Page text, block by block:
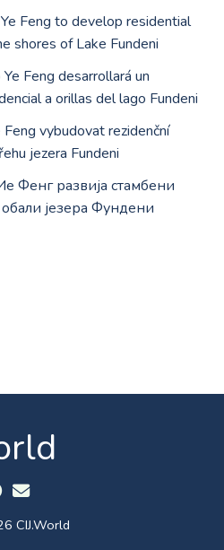
Feng to develop residential
shores of Lake Fundeni
Feng desarrollará un
a orillas del lago Fundeni
vybudovat rezidenční
jezera Fundeni
Фенг развија стамбени
језера Фундени
CIJ.World